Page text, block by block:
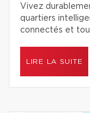
Vivez
quartiers
connectés et
LIRE LA SUITE